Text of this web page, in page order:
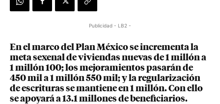
Publicidad - LB2 -
En el marco del Plan México se incrementa la
meta sexenal de viviendas nuevas de 1 millón a
1 millón 100; los mejoramientos pasarán de
450 mil a 1 millón 550 mil; y la regularización
de escrituras se mantiene en 1 millón. Con ello
se apoyará a 13.1 millones de beneficiarios.